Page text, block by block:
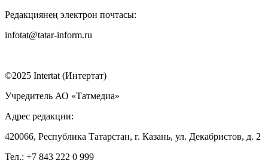
Редакциянең электрон почтасы:
infotat@tatar-inform.ru
©2025 Intertat (Интертат)
Учредитель АО «Татмедиа»
Адрес редакции:
420066, Республика Татарстан, г. Казань, ул. Декабристов, д. 2
Тел.: +7 843 222 0 999